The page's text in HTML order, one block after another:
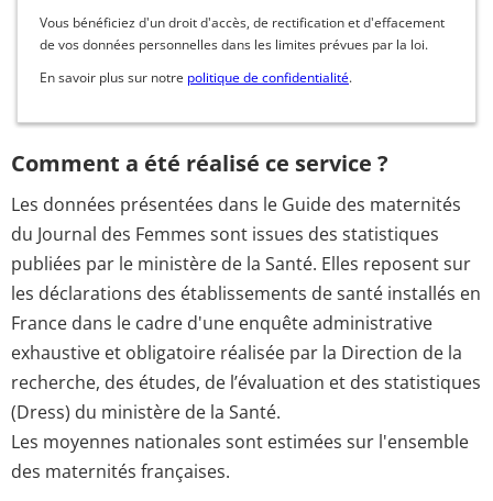
Vous bénéficiez d'un droit d'accès, de rectification et d'effacement
de vos données personnelles dans les limites prévues par la loi.
En savoir plus sur notre politique de confidentialité.
Comment a été réalisé ce service ?
Les données présentées dans le Guide des maternités
du Journal des Femmes sont issues des statistiques
publiées par le ministère de la Santé. Elles reposent sur
les déclarations des établissements de santé installés en
France dans le cadre d'une enquête administrative
exhaustive et obligatoire réalisée par la Direction de la
recherche, des études, de l’évaluation et des statistiques
(Dress) du ministère de la Santé.
Les moyennes nationales sont estimées sur l'ensemble
des maternités françaises.